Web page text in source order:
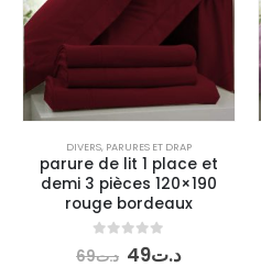
DIVERS, PARURES ET DRAP
parure de lit 1 place et
demi 3 pièces 120×190
rouge bordeaux
out of 5د.ت69 Leد.ت49 Le